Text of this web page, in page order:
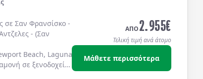
σε Σαν Φρανσίσκο-
- (Σαν
Beach, Laguna Beach Dana Point, Coronado Island)
σε ξενοδοχεία
ΑΠΟ2.955€
Τελική τιμή ανά άτομο
Μάθετε περισσότερα